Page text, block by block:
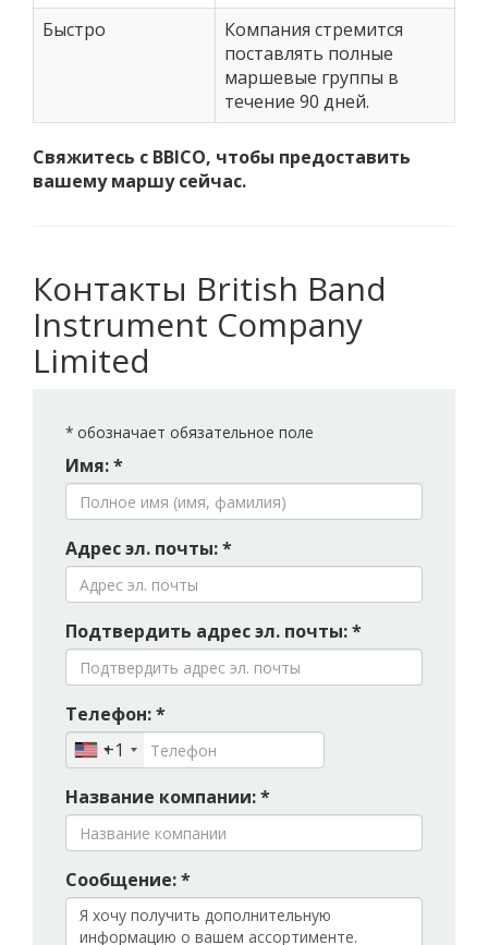
Быстро
Компания стремится
поставлять полные
маршевые группы в
течение 90 дней.
Свяжитесь с BBICO, чтобы предоставить
вашему маршу сейчас.
Контакты British Band
Instrument Company
Limited
* обозначает обязательное поле
Имя: *
Адрес эл. почты: *
Подтвердить адрес эл. почты: *
Телефон: *
+1
Название компании: *
Сообщение: *